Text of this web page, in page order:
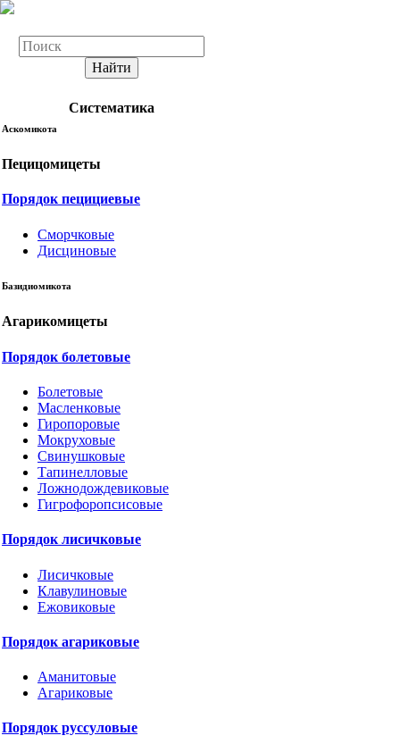
Найти
Систематика
Аскомикота
Пецицомицеты
Порядок пецициевые
Сморчковые
Дисциновые
Базидиомикота
Агарикомицеты
Порядок болетовые
Болетовые
Масленковые
Гиропоровые
Мокруховые
Свинушковые
Тапинелловые
Ложнодождевиковые
Гигрофоропсисовые
Порядок лисичковые
Лисичковые
Клавулиновые
Ежовиковые
Порядок агариковые
Аманитовые
Агариковые
Порядок руссуловые